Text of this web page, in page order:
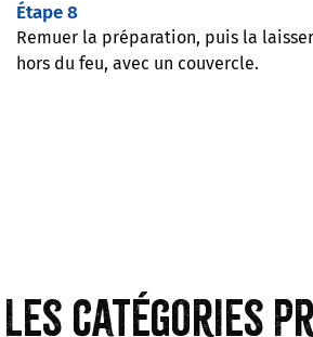
Étape 8
Remuer la préparation, puis la
hors du feu, avec un couvercle.
Les catégories